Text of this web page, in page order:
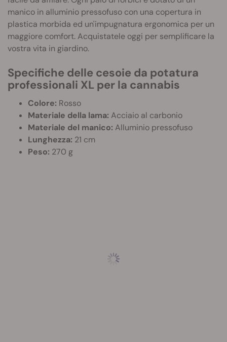
manico in alluminio pressofuso con una copertura in
plastica morbida ed un'impugnatura ergonomica per un
maggiore comfort. Acquistatele oggi per semplificare la
vostra vita in giardino.
Specifiche delle cesoie da potatura
professionali XL per la cannabis
Colore: Rosso
Materiale della lama: Acciaio al carbonio
Materiale del manico: Alluminio pressofuso
Lunghezza: 21 cm
Peso: 270 g